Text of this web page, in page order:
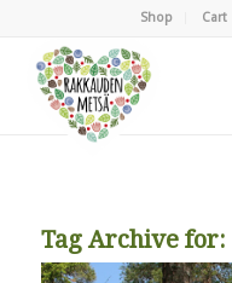
Shop Cart
Tag Archive for: